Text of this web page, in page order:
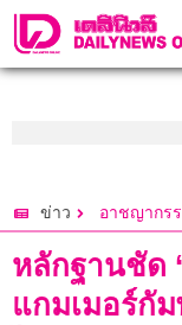
ข่าว อาชญากร
หลักฐานชัด
แกมเมอร์กั